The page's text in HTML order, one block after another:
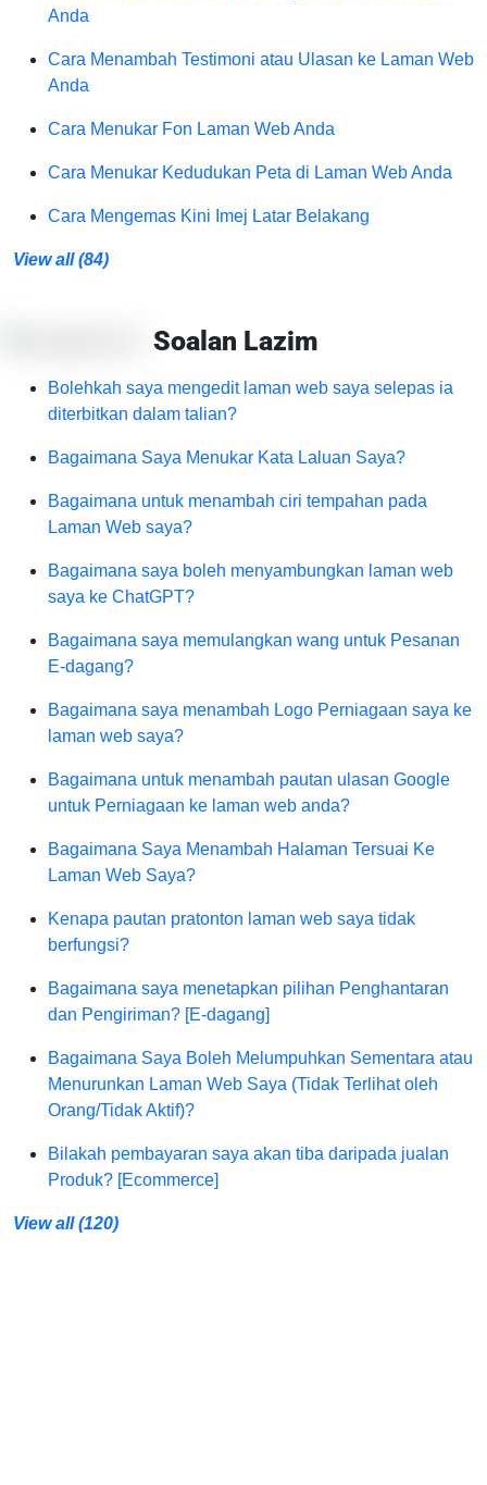
Anda
Cara Menambah Testimoni atau Ulasan ke Laman Web
Anda
Cara Menukar Fon Laman Web Anda
Cara Menukar Kedudukan Peta di Laman Web Anda
Cara Mengemas Kini Imej Latar Belakang
View all (84)
Soalan Lazim
Bolehkah saya mengedit laman web saya selepas ia
diterbitkan dalam talian?
Bagaimana Saya Menukar Kata Laluan Saya?
Bagaimana untuk menambah ciri tempahan pada
Laman Web saya?
Bagaimana saya boleh menyambungkan laman web
saya ke ChatGPT?
Bagaimana saya memulangkan wang untuk Pesanan
E-dagang?
Bagaimana saya menambah Logo Perniagaan saya ke
laman web saya?
Bagaimana untuk menambah pautan ulasan Google
untuk Perniagaan ke laman web anda?
Bagaimana Saya Menambah Halaman Tersuai Ke
Laman Web Saya?
Kenapa pautan pratonton laman web saya tidak
berfungsi?
Bagaimana saya menetapkan pilihan Penghantaran
dan Pengiriman? [E-dagang]
Bagaimana Saya Boleh Melumpuhkan Sementara atau
Menurunkan Laman Web Saya (Tidak Terlihat oleh
Orang/Tidak Aktif)?
Bilakah pembayaran saya akan tiba daripada jualan
Produk? [Ecommerce]
View all (120)